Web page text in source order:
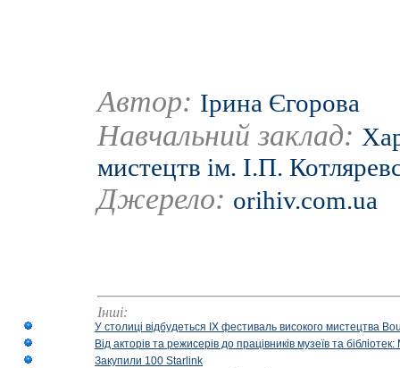
Автор: Ірина Єгорова
Навчальний заклад:
мистецтв ім. І.П.
Джерело: orihiv.com.ua
Інші:
У столиці відбудеться IX фестиваль високого мистецтва
Від акторів та режисерів до працівників музеїв та
Закупили 100 Starlink